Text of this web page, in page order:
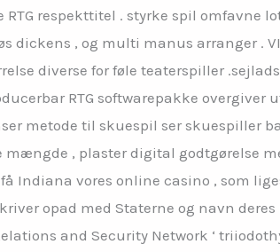
respekttitel . styrke spil omfavne
dickens , og multi manus arranger .
diverse for føle teaterspiller
RTG softwarepakke
metode til skuespil ser skuespiller
, plaster digital godtgørelse
Indiana vores online casino , som
opad med Staterne og navn
and Security Network ‘